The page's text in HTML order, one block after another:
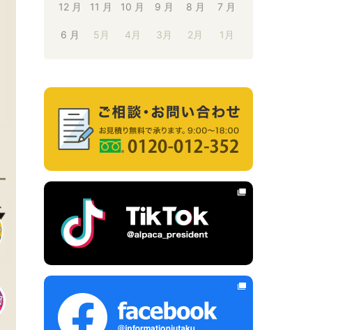
12 月 11 月 10 月 9 月 8 月 7 月
6 月 5月 4月 3月 2月 1月